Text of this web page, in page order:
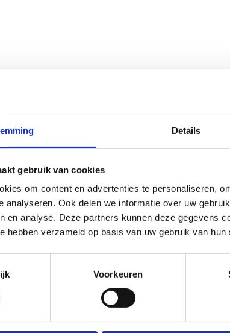
Details
gebruik van cookies
om content en advertenties te personaliseren,
analyseren. Ook delen we informatie over uw
en analyse. Deze partners kunnen deze gegevens
hebben verzameld op basis van uw gebruik van hun
VoorkeurenExtra info
Lees meer